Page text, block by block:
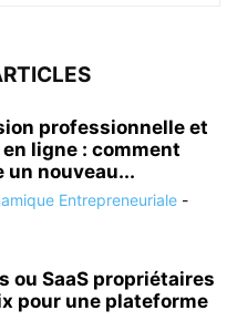
professionnelle et
ligne : comment
nouveau...
Entrepreneuriale -
ou SaaS propriétaires
pour une plateforme